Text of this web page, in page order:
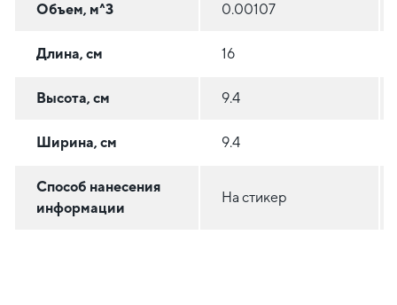
Объем, м^3 0.00107
Длина, см 16
Высота, см 9.4
Ширина, см 9.4
Способ нанесения
информации
На стикер